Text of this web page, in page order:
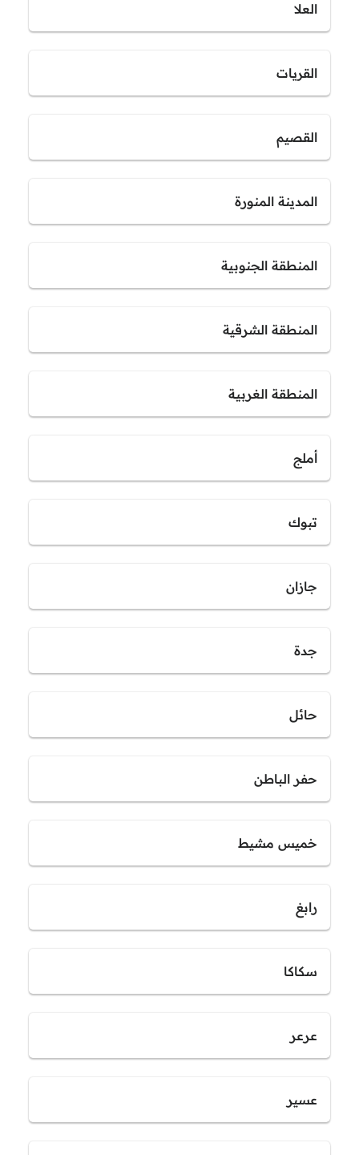
العلا
القريات
القصيم
المدينة المنورة
المنطقة الجنوبية
المنطقة الشرقية
المنطقة الغربية
أملج
تبوك
جازان
جدة
حائل
حفر الباطن
خميس مشيط
رابغ
سكاكا
عرعر
عسير